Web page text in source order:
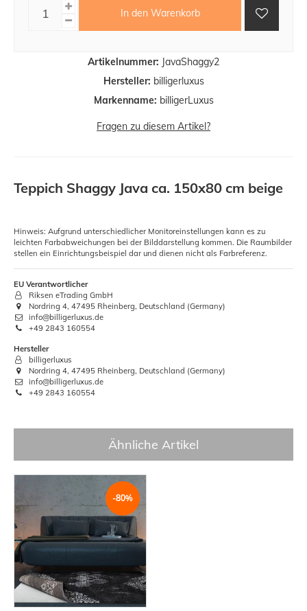
Artikelnummer: JavaShaggy2
Hersteller: billigerluxus
Markenname: billigerLuxus
In den Warenkorb
Fragen zu diesem Artikel?
Teppich Shaggy Java ca. 150x80 cm beige
Hinweis: Aufgrund unterschiedlicher Monitoreinstellungen kann es zu
leichten Farbabweichungen bei der Bilddarstellung kommen. Die Raumbilder
stellen ein Einrichtungsbeispiel dar und dienen nicht als Farbreferenz.
EU Verantwortlicher
Riksen eTrading GmbH
Nordring 4, 47495 Rheinberg, Deutschland (Germany)
info@billigerluxus.de
+49 2843 160554
Hersteller
billigerluxus
Nordring 4, 47495 Rheinberg, Deutschland (Germany)
info@billigerluxus.de
+49 2843 160554
Ähnliche Artikel
-80%